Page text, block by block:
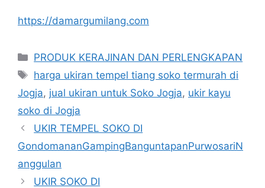
https://damargumilang.com
Kategori
PRODUK KERAJINAN DAN PERLENGKAPAN
Tag
harga ukiran tempel tiang soko termurah di
Jogja, jual ukiran untuk Soko Jogja, ukir kayu
soko di Jogja
UKIR TEMPEL SOKO DI
GondomananGampingBanguntapanPurwosariN
anggulan
UKIR SOKO DI